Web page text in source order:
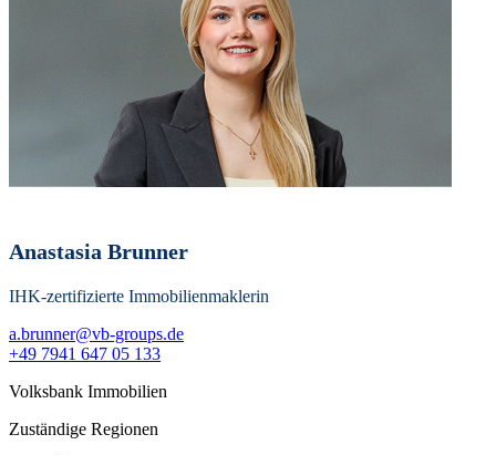
Anastasia Brunner
IHK-zertifizierte Immobilienmaklerin
a.brunner@vb-groups.de
+49 7941 647 05 133
Volksbank Immobilien
Zuständige Regionen